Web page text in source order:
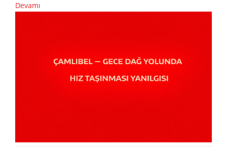
Devamı